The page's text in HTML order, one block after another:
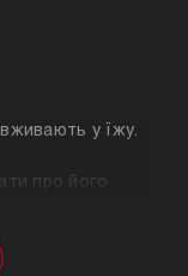
вживають у їжу.
про його
продукту